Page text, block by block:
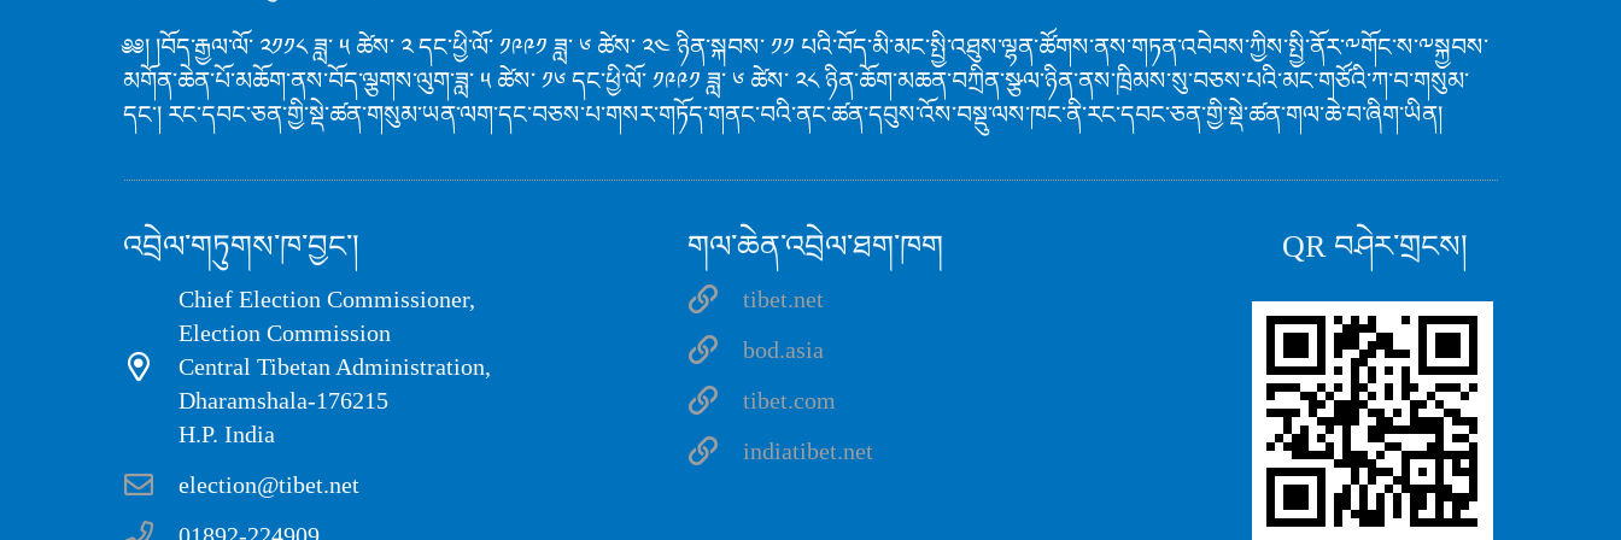
༅༅། །བོད་རྒྱལ་ལོ་ ༢༡༡༨ ཟླ་ ༥ ཚེས་ ༢ དང་ཕྱི་ལོ་ ༡༩༩༡ ཟླ་ ༦ ཚེས་ ༢༤ ཉིན་སྐབས་ ༡༡ པའི་བོད་མི་མང་སྤྱི་འཐུས་ལྷན་ཚོགས་ནས་གཏན་འབེབས་ཀྱིས་སྤྱི་ནོར་༸གོང་ས་༸སྐྱབས་
མགོན་ཆེན་པོ་མཆོག་ནས་བོད་ལྕགས་ལུག་ཟླ་ ༥ ཚེས་ ༡༦ དང་ཕྱི་ལོ་ ༡༩༩༡ ཟླ་ ༦ ཚེས་ ༢༨ ཉིན་ཆོག་མཆན་བཀྲིན་སྩལ་ཉིན་ནས་ཁྲིམས་སུ་བཅས་པའི་མང་གཙོའི་ཀ་བ་གསུམ་
དང་། རང་དབང་ཅན་གྱི་སྡེ་ཚན་གསུམ་ཡན་ལག་དང་བཅས་པ་གསར་གཏོད་གནང་བའི་ནང་ཚན་དབུས་འོས་བསྡུ་ལས་ཁང་ནི་རང་དབང་ཅན་གྱི་སྡེ་ཚན་གལ་ཆེ་བ་ཞིག་ཡིན།
འབྲེལ་གཏུགས་ཁ་བྱང་།
Chief Election Commissioner,
Election Commission
Central Tibetan Administration,
Dharamshala-176215
H.P. India
election@tibet.net
གལ་ཆེན་འབྲེལ་ཐག་ཁག
tibet.net
bod.asia
tibet.com
indiatibet.net
QR བཤེར་གྲངས།